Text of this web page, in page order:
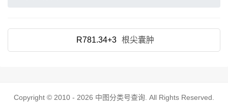
R781.34+3 根尖囊肿
Copyright © 2010 - 2026 中图分类号查询 . All Rights Reserved.